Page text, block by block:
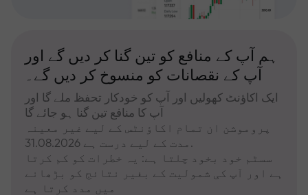
ہم آپ کے منافع کو تین گنا کر دیں گے اور
آپ کے نقصانات کو منسوخ کر دیں گے۔
ایک اکاؤنٹ کھولیں اور آپ کو خودکار تحفظ ملے گا اور
آپ کا منافع تین گنا ہو جائے گا
پروموشن ان تمام اکاؤنٹس کے لیے غیر معینہ
مدت کے لیے درست ہے 31.08.2026.
سسٹم خود بخود چلتا ہے: یہ خطرات کو کم کرتا
ہے اور آپ کی شمولیت کے بغیر نتائج کو بڑھانے
میں مدد کرتا ہے